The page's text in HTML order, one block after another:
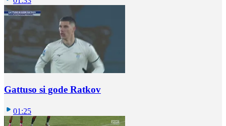
Gattuso si gode Ratkov
01:25